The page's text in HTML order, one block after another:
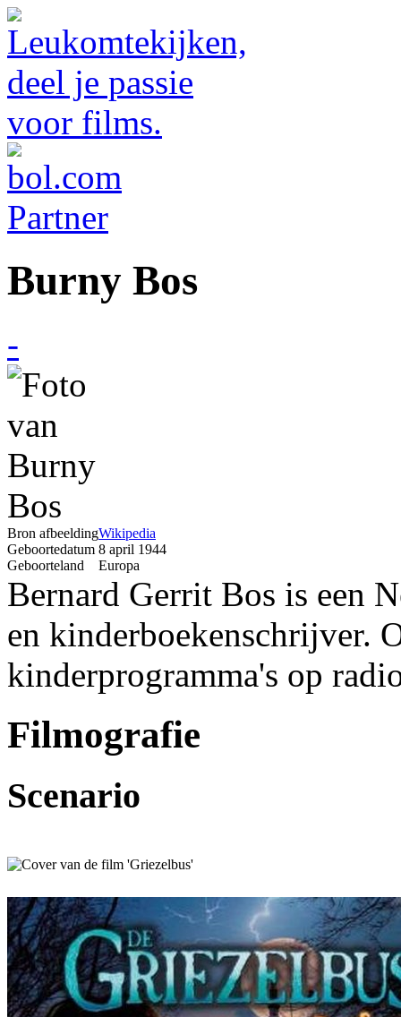
Burny Bos
-
Bron afbeeldingWikipedia
Geboortedatum 8 april 1944
Geboorteland
Europa
Bernard Gerrit Bos is een
en kinderboekenschrijver.
kinderprogramma's op
Filmografie
Scenario